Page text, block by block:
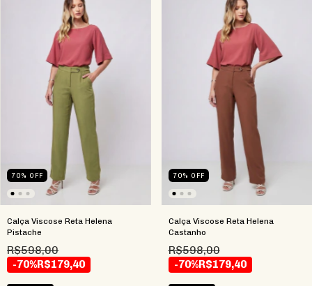
70% OFF
Calça Viscose Reta Helena
Pistache
R$598,00
-70%R$179,40
70% OFF
Calça Viscose Reta Helena
Castanho
R$598,00
-70%R$179,40